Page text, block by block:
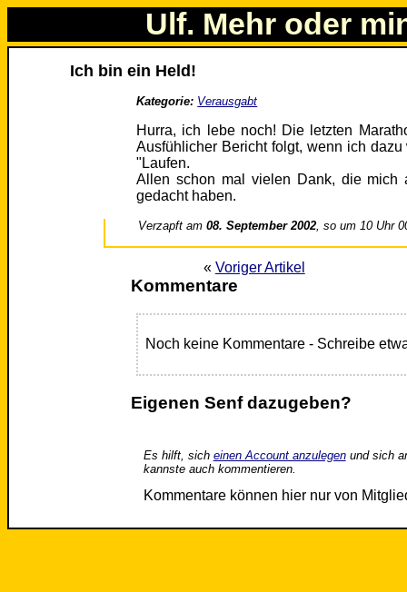
Ulf. Mehr oder
Ich bin ein Held!
Kategorie: Verausgabt
Hurra, ich lebe noch! Die letzten
Ausfühlicher Bericht folgt, wenn ich
"Laufen.
Allen schon mal vielen Dank, die mich
gedacht haben.
Verzapft am08. September 2002, so um 10 Uhr
« Voriger Artikel
Kommentare
Noch keine Kommentare - Schreibe
Eigenen Senf dazugeben?
Es hilft, sich einen Account anzulegenund sich
kannste auch kommentieren.
Kommentare können hier nur von